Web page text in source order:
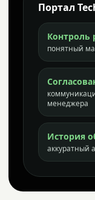
Портал
Контроль
понятный
менеджера
История
аккуратный